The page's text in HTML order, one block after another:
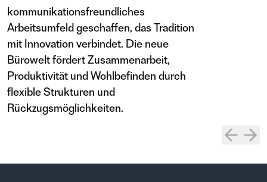
kommunikationsfreundliches
Arbeitsumfeld geschaffen, das Tradition
mit Innovation verbindet. Die neue
Bürowelt fördert Zusammenarbeit,
Produktivität und Wohlbefinden durch
flexible Strukturen und
Rückzugsmöglichkeiten.